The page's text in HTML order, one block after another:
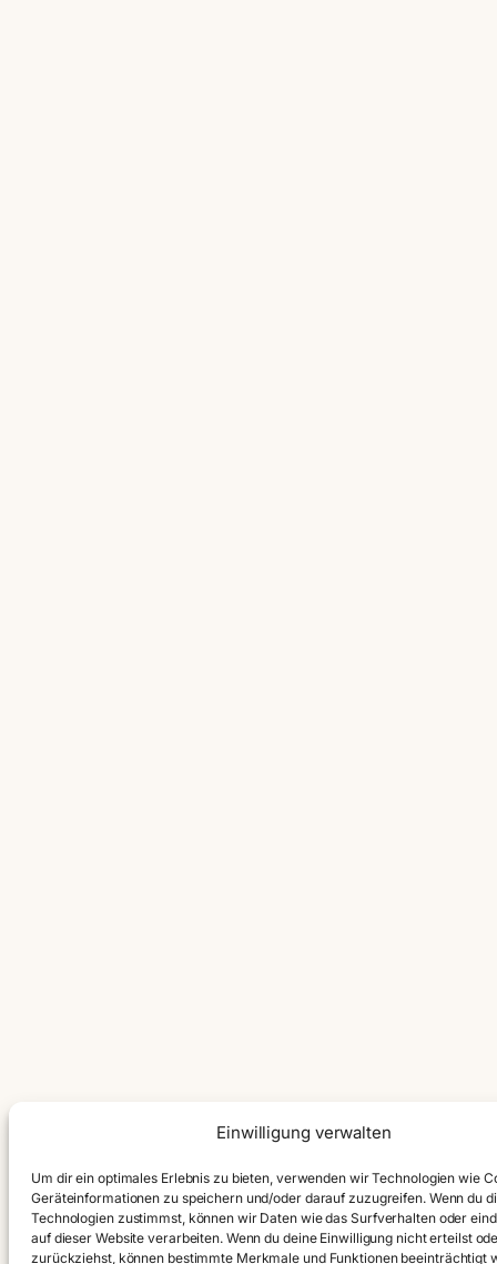
Einwilligung verwalten
Um dir ein optimales Erlebnis zu bieten, verwenden wir Technologien wie
Geräteinformationen zu speichern und/oder darauf zuzugreifen. Wenn du
Technologien zustimmst, können wir Daten wie das Surfverhalten oder
auf dieser Website verarbeiten. Wenn du deine Einwilligung nicht erteilst
zurückziehst, können bestimmte Merkmale und Funktionen beeinträchtigt